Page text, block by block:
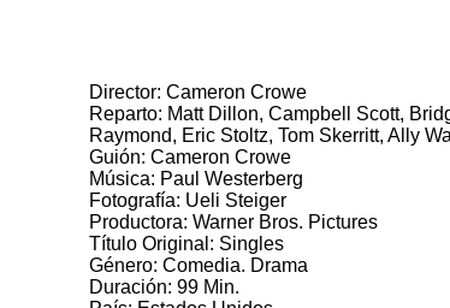
Director: Cameron Crowe
Reparto: Matt Dillon, Campbell Scott,
Raymond, Eric Stoltz, Tom Skerritt, Ally
Guión: Cameron Crowe
Música: Paul Westerberg
Fotografía: Ueli Steiger
Productora: Warner Bros. Pictures
Título Original: Singles
Género: Comedia. Drama
Duración: 99 Min.